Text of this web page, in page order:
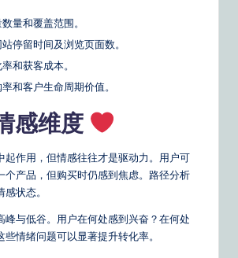
量和覆盖范围。
停留时间及浏览页面数。
和获客成本。
和客户生命周期价值。
感维度
起作用，但情感往往才是驱动力。用户可
个产品，但购买时仍感到焦虑。路径分析
状态。
峰与低谷。用户在何处感到兴奋？在何处
情绪问题可以显著提升转化率。